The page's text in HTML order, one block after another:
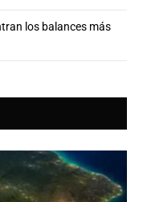
los balances más